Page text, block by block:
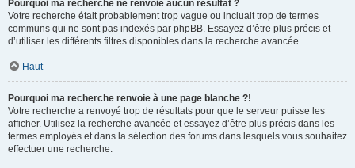
Pourquoi ma recherche ne renvoie aucun résultat ?
Votre recherche était probablement trop vague ou incluait trop de termes
communs qui ne sont pas indexés par phpBB. Essayez d’être plus précis et
d’utiliser les différents filtres disponibles dans la recherche avancée.
Haut
Pourquoi ma recherche renvoie à une page blanche ?!
Votre recherche a renvoyé trop de résultats pour que le serveur puisse les
afficher. Utilisez la recherche avancée et essayez d’être plus précis dans les
termes employés et dans la sélection des forums dans lesquels vous souhaitez
effectuer une recherche.